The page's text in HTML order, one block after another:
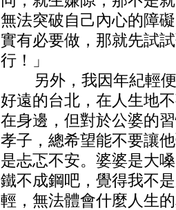
無法突破自己內心的障
實有必要做，那就先試
行！」
另外，我因年紀輕便
好遠的台北，在人生地
在身邊，但對於公婆的
孝子，總希望能不要讓
是忐忑不安。婆婆是大
鐵不成鋼吧，覺得我不
輕，無法體會什麼人生